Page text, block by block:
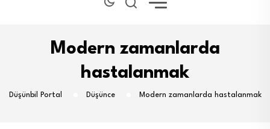
Modern zamanlarda
hastalanmak
Düşünbil Portal Düşünce Modern zamanlarda hastalanmak